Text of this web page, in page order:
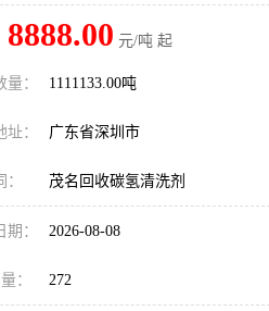
8888.00 元/吨 起
量： 1111133.00吨
： 广东省深圳市
茂名回收碳氢清洗剂
： 2026-08-08
： 272